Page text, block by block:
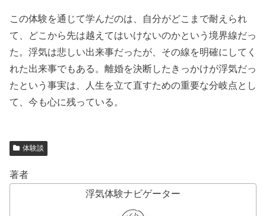
この体験を通じて学んだのは、自分がどこまで耐えられ
て、どこから先は越えてはいけないのかという境界線だっ
た。浮気は悲しい出来事だったが、その線を明確にしてく
れた出来事でもある。離婚を決断したきっかけが浮気だっ
たという事実は、人生を立て直すための重要な分岐点とし
て、今も心に残っている。
体験談
著者
浮気体験ナビゲーター